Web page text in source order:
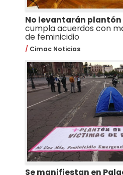
No levantarán plantón
cumpla acuerdos con
de feminicidio
Cimac Noticias
Se manifiestan en